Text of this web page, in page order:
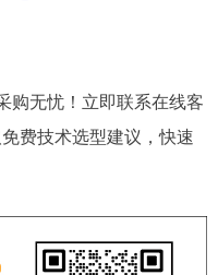
购无忧！立即联系在线客
费技术选型建议，快速